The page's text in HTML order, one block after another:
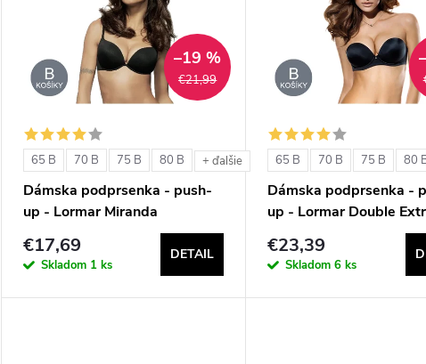
d
€21,99
–19 %
65 B 70 B 75 B 80 B + ďalšie
Dámska podprsenka - push-
up - Lormar Miranda
€17,69
Skladom 1 ks
DETAIL
65 B 70 B 75 B 80
Dámska podprsenka -
up - Lormar Double
€23,39
Skladom6 ks